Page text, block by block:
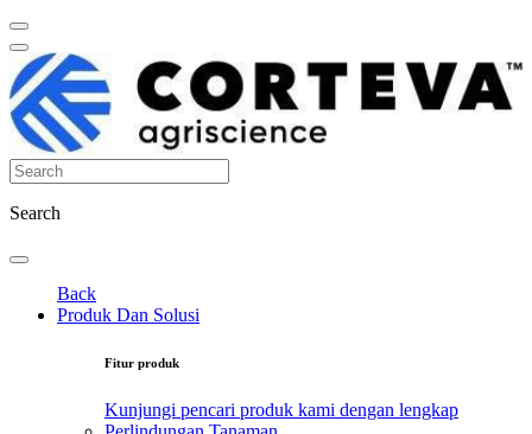
Search
Back
Produk Dan Solusi
Fitur produk
Kunjungi pencari produk kami dengan lengkap